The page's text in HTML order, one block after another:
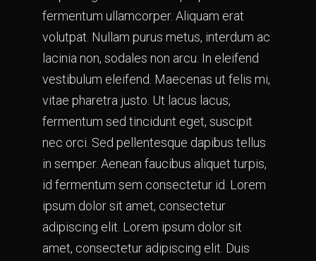
fermentum ullamcorper. Aliquam erat
volutpat. Nullam purus metus, interdum ac
lacinia non, sodales non arcu. In eleifend
vestibulum eleifend. Maecenas ut felis mi,
vitae pharetra justo. Ut lacus lacus,
fermentum sed tincidunt eget, suscipit
nec orci. Sed pellentesque dapibus tellus
in semper. Aenean faucibus aliquet turpis,
id fermentum sem consectetur id. Lorem
ipsum dolor sit amet, consectetur
adipiscing elit. Lorem ipsum dolor sit
amet, consectetur adipiscing elit. Duis